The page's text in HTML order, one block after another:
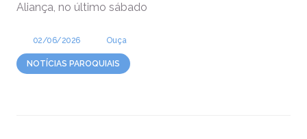
Aliança, no último sábado
02/06/2026 Ouça
NOTÍCIAS PAROQUIAIS